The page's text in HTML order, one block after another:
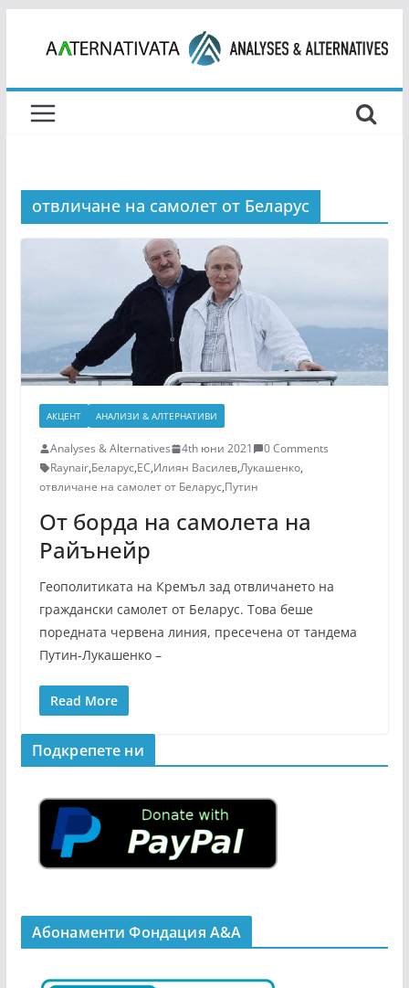
отвличане на самолет от Беларус
АКЦЕНТ АНАЛИЗИ & АЛТЕРНАТИВИ
Analyses & Alternatives 4th юни 2021
0 Comments
Raynair,Беларус,ЕС,Илиян Василев,Лукашенко,
отвличане на самолет от Беларус,Путин
От борда на самолета на
Райънейр
Геополитиката на Кремъл зад отвличането на
граждански самолет от Беларус. Това беше
поредната червена линия, пресечена от тандема
Путин-Лукашенко –
Read More
Подкрепeте ни
Абонаменти Фондация А&A